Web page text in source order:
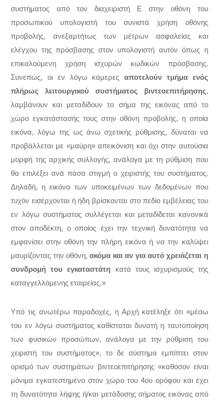
συστήματος από τον διαχειριστή Ε στην οθόνη του
προσωπικού υπολογιστή του συνιστά χρήση οθόνης
προβολής, ανεξαρτήτως των μέτρων ασφαλείας και
ελέγχου της πρόσβασης στον υπολογιστή αυτόν όπως η
επικαλούμενη χρήση ισχυρών κωδικών πρόσβασης.
Συνεπώς, οι εν λόγω κάμερεςαποτελούν τμήμα ενός
πλήρως λειτουργικού συστήματος
βιντεοεπιτήρησης,
λαμβάνουν και μεταδίδουν το σήμα της εικόνας από το
χώρο εγκατάστασής τους στην οθόνη προβολής, η οποία
εικόνα, λόγω της ως άνω σχετικής ρύθμισης, δύναται να
προβάλλεται με «μαύρη» απεικόνιση και όχι στην αυτούσια
μορφή της αρχικής συλλογής, ανάλογα με τη ρύθμιση που
θα επιλέξει ανά πάσα στιγμή ο χειριστής του συστήματος.
Δηλαδή, η εικόνα των υποκειμένων των δεδομένων που
τυχόν εισέρχονται ή ήδη βρίσκονται στο πεδίο εμβέλειας του
εν λόγω συστήματος συλλέγεται και μεταδίδεται κανονικά
στον αποδέκτη, ο οποίος έχει την τεχνική δυνατότητα να
εμφανίσει στην οθόνη την πλήρη εικόνα ή να την καλύψει
μαυρίζοντας την οθόνη,ακόμα και αν για αυτό χρειάζεται η
συνδρομή του εγκαταστάτη κατά τους ισχυρισμούς της
καταγγελλόμενης εταιρείας.»
Υπό τις ανωτέρω παραδοχές, η Αρχή κατέληξε ότι «μέσω
του εν λόγω συστήματος καθίσταται δυνατή η ταυτοποίηση
των φυσικών προσώπων, ανάλογα με την ρύθμιση του
χειριστή του συστήματος», το δε σύστημα εμπίπτει στον
ορισμό των συστημάτων βιντεοεπιτήρησης «καθόσον είναι
μόνιμα εγκατεστημένο στον χώρο του 4ου ορόφου και έχει
τη δυνατότητα λήψης ή/και μετάδοσης σήματος εικόνας από